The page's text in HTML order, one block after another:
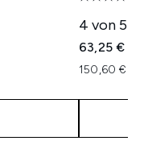
4 von 53
63,25 €
150,60 €